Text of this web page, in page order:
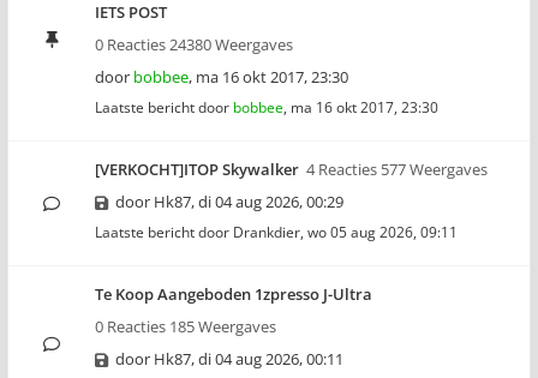
IETS POST
0 Reacties 24380 Weergaves
door bobbee, ma 16 okt 2017, 23:30
Laatste bericht door bobbee, ma 16 okt 2017, 23:30
[VERKOCHT]ITOP Skywalker 4 Reacties 577 Weergaves
door Hk87,di 04 aug 2026, 00:29
Laatste bericht door Drankdier, wo 05 aug 2026, 09:11
Te Koop Aangeboden 1zpresso J-Ultra
0 Reacties 185 Weergaves
door Hk87,di 04 aug 2026, 00:11